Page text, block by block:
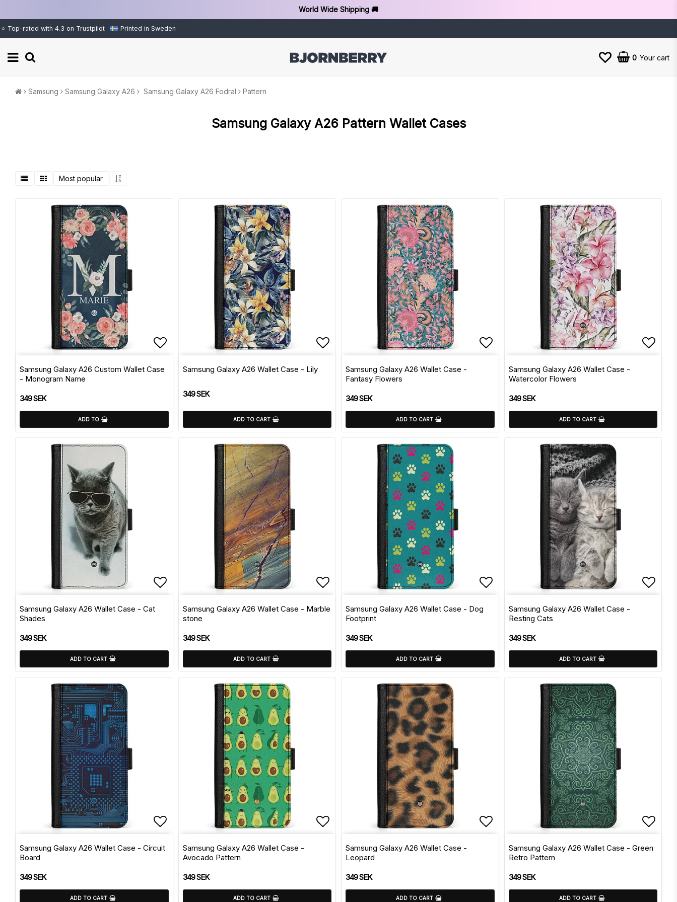
World Wide Shipping 🚚
⭐ Top-rated with 4.3 on Trustpilot Printed in Sweden
0 Your cart
Samsung Samsung Galaxy A26 Samsung Galaxy A26 Fodral Pattern
Samsung Galaxy A26 Pattern Wallet Cases
Most popular
Add to list of favorites
Samsung Galaxy A26 Custom Wallet Case
- Monogram Name
349 SEK
ADD TO
Add to list of favorites
Samsung Galaxy A26 Wallet Case - Lily
349 SEK
ADD TO CART
Add to list of favorites
Samsung Galaxy A26 Wallet Case -
Fantasy Flowers
349 SEK
ADD TO CART
Samsung Galaxy A26 Wallet Case -
Watercolor Flowers
349 SEK
ADD TO CART
Add to list of favorites
Samsung Galaxy A26 Wallet Case - Cat
Shades
349 SEK
ADD TO CART
Add to list of favorites
Samsung Galaxy A26 Wallet Case - Marble
stone
349 SEK
ADD TO CART
Add to list of favorites
Samsung Galaxy A26 Wallet Case - Dog
Footprint
349 SEK
ADD TO CART
Samsung Galaxy A26 Wallet Case -
Resting Cats
349 SEK
ADD TO CART
Add to list of favorites
Samsung Galaxy A26 Wallet Case - Circuit
Board
349 SEK
ADD TO CART
Add to list of favorites
Samsung Galaxy A26 Wallet Case -
Avocado Pattern
349 SEK
ADD TO CART
Add to list of favorites
Samsung Galaxy A26 Wallet Case -
Leopard
349 SEK
ADD TO CART
Samsung Galaxy A26 Wallet Case - Green
Retro Pattern
349 SEK
ADD TO CART